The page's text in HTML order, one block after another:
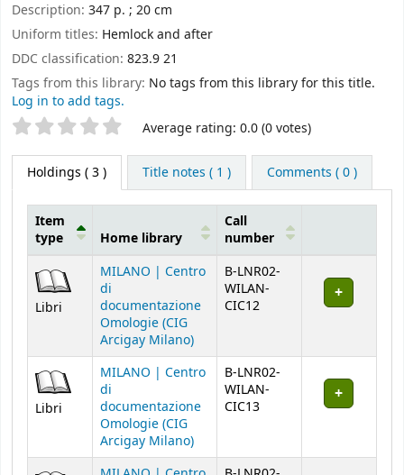
Description: 347 p. ; 20 cm
Uniform titles: Hemlock and after
DDC classification: 823.9 21
Tags from this library: No tags from this library for this title.
Log in to add tags.
Star ratings Average rating: 0.0 (0 votes)
Holdings ( 3 ) Title notes ( 1 ) Comments ( 0 )
Holdings
Item
type
Home library
Call
number
Libri
MILANO | Centro
di
documentazione
Omologie (CIG
Arcigay Milano)
B-LNR02-
WILAN-
CIC12
Libri
MILANO | Centro
di
documentazione
Omologie (CIG
Arcigay Milano)
B-LNR02-
WILAN-
CIC13